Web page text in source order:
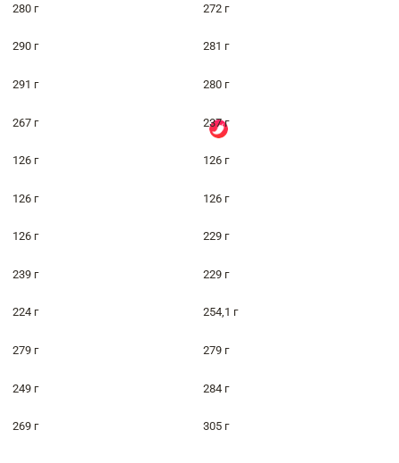
280 г 272 г
290 г 281 г
291 г 280 г
267 г 237 г
126 г 126 г
126 г 126 г
126 г 229 г
239 г 229 г
224 г 254,1 г
279 г 279 г
249 г 284 г
269 г 305 г